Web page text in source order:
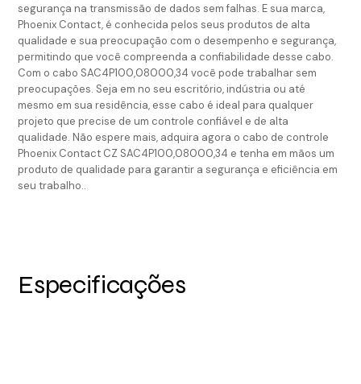
segurança na transmissão de dados sem falhas. E sua marca,
Phoenix Contact, é conhecida pelos seus produtos de alta
qualidade e sua preocupação com o desempenho e segurança,
permitindo que você compreenda a confiabilidade desse cabo.
Com o cabo SAC4P100,08000,34 você pode trabalhar sem
preocupações. Seja em no seu escritório, indústria ou até
mesmo em sua residência, esse cabo é ideal para qualquer
projeto que precise de um controle confiável e de alta
qualidade. Não espere mais, adquira agora o cabo de controle
Phoenix Contact CZ SAC4P100,08000,34 e tenha em mãos um
produto de qualidade para garantir a segurança e eficiência em
seu trabalho..
Especificações